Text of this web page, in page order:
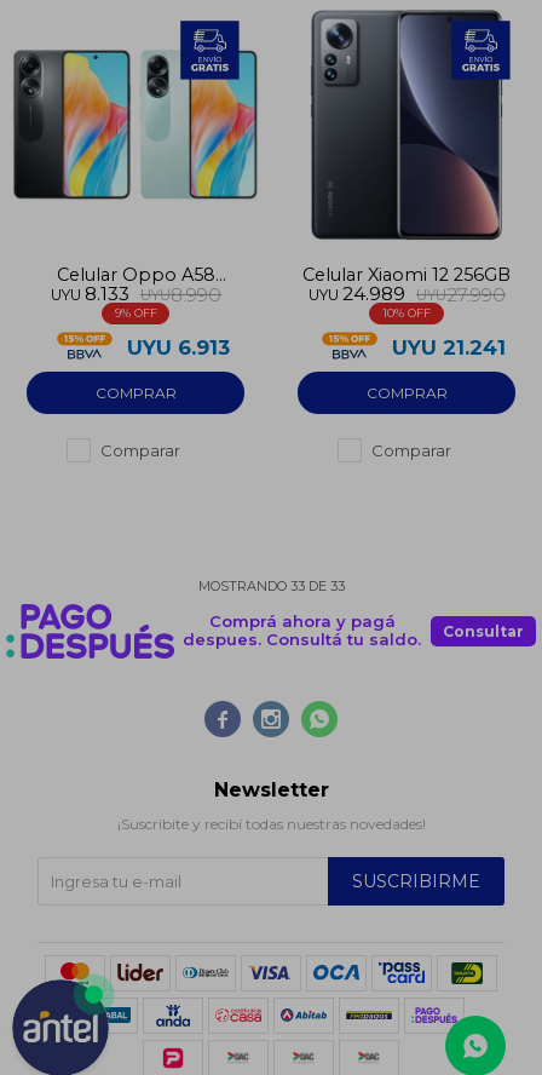
Celular Oppo A58
256GB
UYU 8.133 UYU8.990
9
UYU 6.913
Comparar
Celular Xiaomi 12 256GB
UYU 24.989 UYU27.990
10
UYU 21.241
Comparar
MOSTRANDO 33DE 33
Comprá ahora y pagá
despues. Consultá tu saldo.
Consultar
  
Newsletter
¡Suscribite y recibí todas nuestras novedades!
SUSCRIBIRME